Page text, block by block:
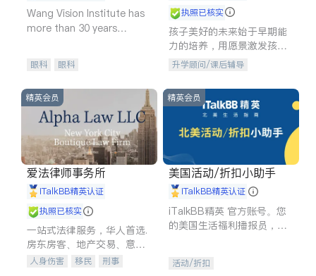
Wang Vision Institute has
more than 30 years
眼科 眼科
执照已核实
孩子美好的未来始于早期能
力的培养，用愿景激发孩子
的学习潜力和动力。理念：
拥有成长型心态是成功的基
石。
升学顾问/课后辅导
精英会员
爱法律师事务所
iTalkBB精英认证
执照已核实
一站式法律服务，华人首选.
房东房客、地产交易、意外
伤害、车祸重伤、商业诉
人身伤害 移民
刑事
精英会员
美国活动/折扣小助手
iTalkBB精英认证
iTalkBB精英 官方账号。您
的美国生活福利播报员，精
专属福利。
活动/折扣